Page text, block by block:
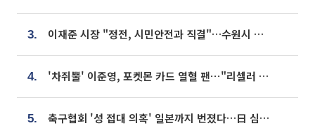
3. 이재준 시장 "정전, 시민안전과 직결"…수원시 비상대응체계 가동
4. '차쥐뿔' 이준영, 포켓몬 카드 열혈 팬⋯"리셀러 처단할 것"
5. 축구협회 '성 접대 의혹' 일본까지 번졌다…日 심판 실명 공개